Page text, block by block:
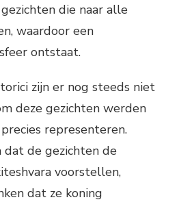
die naar alle
waardoor een
ontstaat.
zijn er nog steeds niet
deze gezichten werden
representeren.
dat de gezichten de
voorstellen,
dat ze koning